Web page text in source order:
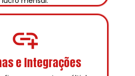
e Integrações